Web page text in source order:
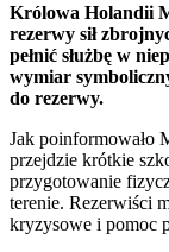
Królowa Holandii
rezerwy sił
pełnić służbę w
wymiar
do rezerwy.
Jak poinformowało
przejdzie krótkie
przygotowanie
terenie. Rezerwiści
kryzysowe i pomoc